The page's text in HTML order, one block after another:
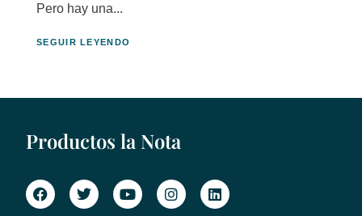
Pero hay una...
SEGUIR LEYENDO
Productos la Nota